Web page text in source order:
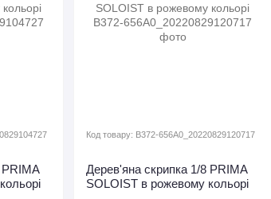
Код товару: B372-656A0_20220829120717
Дерев'яна скрипка 1/8 PRIMA
SOLOIST в рожевому кольорі